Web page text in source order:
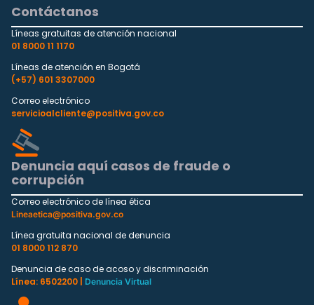
Contáctanos
Líneas gratuitas de atención nacional
01 8000 11 1170
Líneas de atención en Bogotá
(+57) 601 3307000
Correo electrónico
servicioalcliente@positiva.gov.co
Denuncia aquí casos de fraude o
corrupción
Correo electrónico de línea ética
Lineaetica@positiva.gov.co
Línea gratuita nacional de denuncia
01 8000 112 870
Denuncia de caso de acoso y discriminación
Línea: 6502200 |
Denuncia Virtual